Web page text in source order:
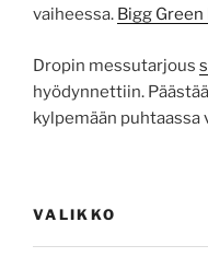
vaiheessa. Bigg Green
Dropin messutarjous
hyödynnettiin.
kylpemään puhtaassa
VALIKKO